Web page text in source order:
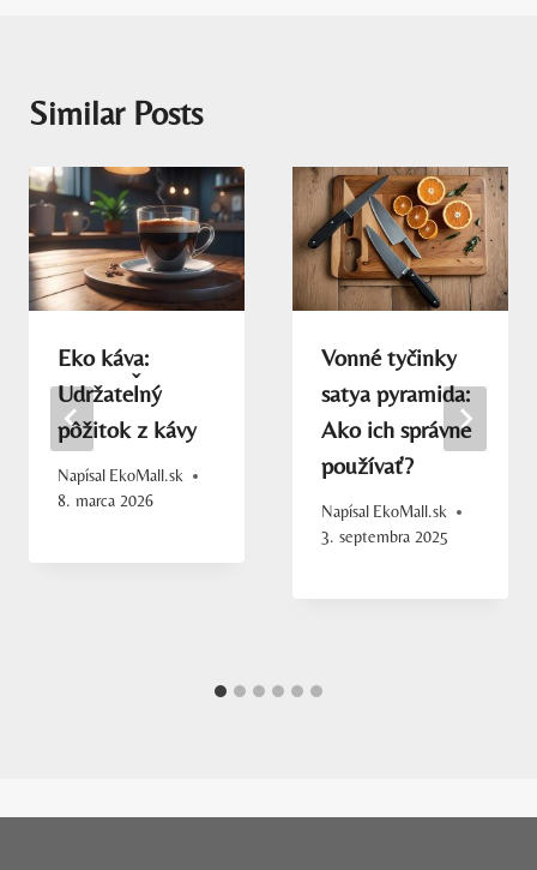
Similar Posts
Eko káva:
Udržateľný
pôžitok z kávy
Napísal EkoMall.sk
8. marca 2026
Vonné tyčinky
satya pyramida:
Ako ich správne
používať?
Napísal EkoMall.sk
3. septembra 2025